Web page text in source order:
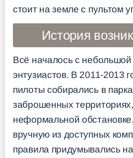
стоит на земле с пультом
История
Всё началось с небольшой
энтузиастов. В 2011-2013
пилоты собирались в
заброшенных
неформальной
вручную из доступных
правила придумывались